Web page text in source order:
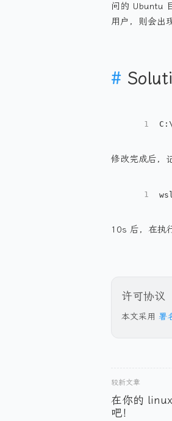
问的 Ubuntu
用户，则会出
#
1
修改完成后，
1
10s 后，在执
许可协议
本文采用 署
较新文章
在你的
吧！